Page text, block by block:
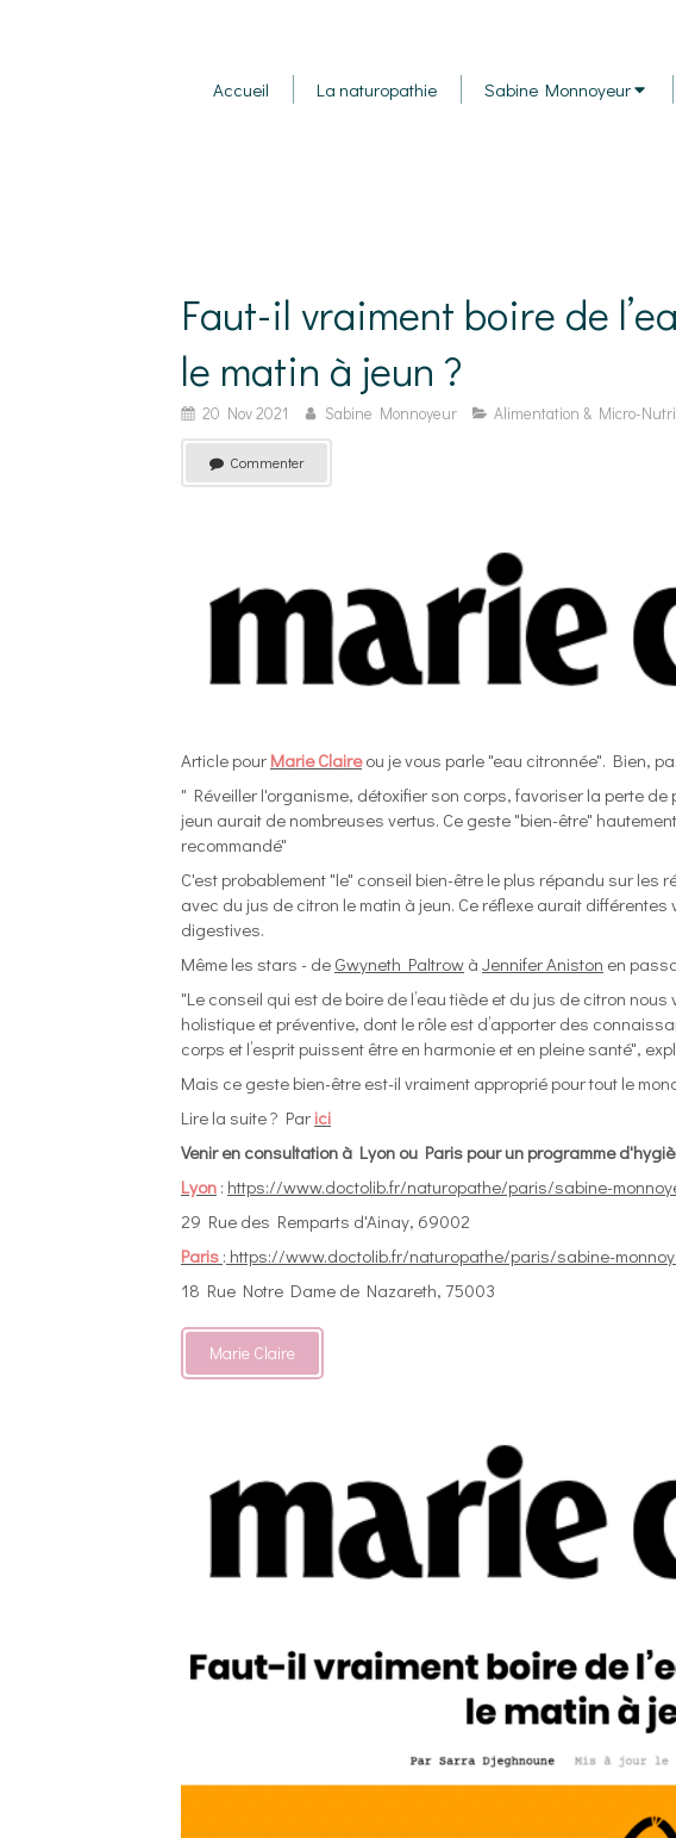
Accueil La naturopathie Sabine Monnoyeur
Faut-il vraiment boire de
le matin à jeun ?
20 Nov 2021 Sabine Monnoyeur Alimentation & Micro-
Commenter
Article pour Marie Claire ou je vous parle "eau citronnée". Bien,
" Réveiller l'organisme, détoxifier son corps, favoriser la perte
jeun aurait de nombreuses vertus. Ce geste "bien-être"
recommandé"
C'est probablement "le" conseil bien-être le plus répandu sur les
avec du jus de citron le matin à jeun. Ce réflexe aurait
digestives.
Même les stars - de Gwyneth Paltrow à Jennifer Aniston en
"Le conseil qui est de boire de l’eau tiède et du jus de citron
holistique et préventive, dont le rôle est d’apporter des
corps et l’esprit puissent être en harmonie et en pleine santé",
Mais ce geste bien-être est-il vraiment approprié pour tout le
Lire la suite ? Par ici
Venir en consultation à Lyon ou Paris pour un programme
Lyon : https://www.doctolib.fr/naturopathe/paris/sabine-
29 Rue des Remparts d'Ainay, 69002
Paris : https://www.doctolib.fr/naturopathe/paris/sabine-
18 Rue Notre Dame de Nazareth, 75003
Marie Claire